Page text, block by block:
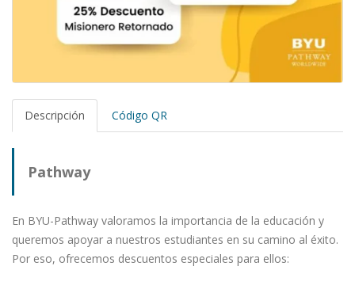
Descripción Código QR
Pathway
En BYU-Pathway valoramos la importancia de la educación y
queremos apoyar a nuestros estudiantes en su camino al éxito.
Por eso, ofrecemos descuentos especiales para ellos: